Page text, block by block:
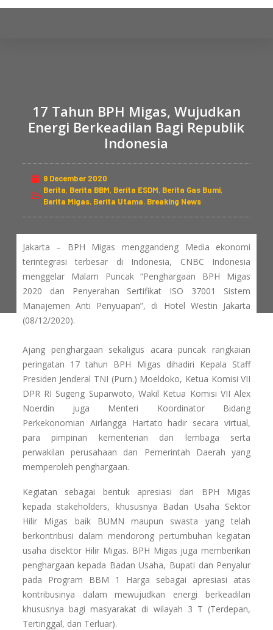
17 Tahun BPH Migas, Wujudkan
Energi Berkeadilan Bagi Republik
Indonesia
9 December 2020
Berita, Berita BBM, Berita ESDM, Berita Gas Bumi,
Berita Migas, Berita Utama, Breaking News
Jakarta – BPH Migas menggandeng Media ekonomi
terintegrasi terbesar di Indonesia, CNBC Indonesia
menggelar Malam Puncak “Penghargaan BPH Migas
2020 dan Penyerahan Sertifikat ISO 37001 Sistem
Manajemen Anti Penyuapan”, di Hotel Westin Jakarta
(08/12/2020).
Ajang penghargaan sekaligus acara puncak rangkaian
peringatan 17 tahun BPH Migas dihadiri Kepala Staff
Presiden Jenderal TNI (Purn.) Moeldoko, Ketua Komisi VII
DPR RI Sugeng Suparwoto, Wakil Ketua Komisi VII Alex
Noerdin juga Menteri Koordinator Bidang
Perkekonomian Airlangga Hartato hadir secara virtual,
para pimpinan kementerian dan lembaga serta
perwakilan perusahaan dan Pemerintah Daerah yang
memperoleh penghargaan.
Kegiatan sebagai bentuk apresiasi dari BPH Migas
kepada stakeholders, khususnya Badan Usaha Sektor
Hilir Migas baik BUMN maupun swasta yang telah
berkontribusi dalam mendorong pertumbuhan kegiatan
usaha disektor Hilir Migas. BPH Migas juga memberikan
penghargaan kepada Badan Usaha, Bupati dan Penyalur
pada Program BBM 1 Harga sebagai apresiasi atas
kontribusinya dalam mewujudkan energi berkeadilan
khususnya bagi masyarakat di wilayah 3 T (Terdepan,
Tertinggal, dan Terluar).